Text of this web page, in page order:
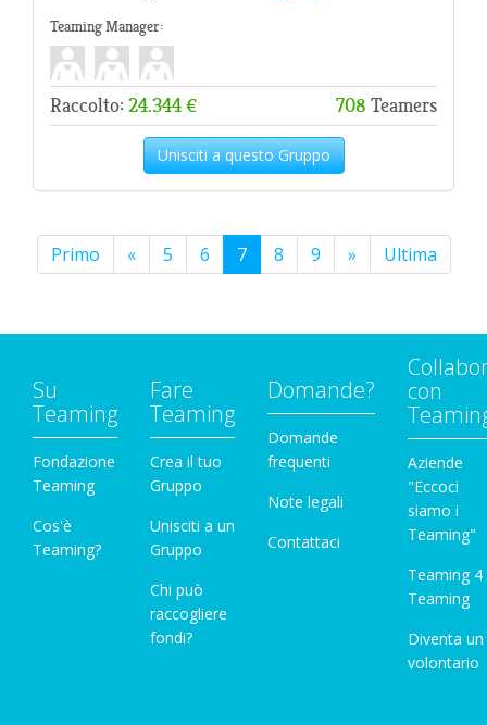
Teaming Manager:
Raccolto: 24.344 € 708 Teamers
Unisciti a questo Gruppo
Primo « 5 6 7 8 9 » Ultima
Su
Teaming
Fondazione
Teaming
Cos'è
Teaming?
Fare
Teaming
Crea il tuo
Gruppo
Unisciti a un
Gruppo
Chi può
raccogliere
fondi?
Domande?
Domande
frequenti
Note legali
Contattaci
con
Aziende
"Eccoci
siamo i
Teaming"
Teaming 4
Teaming
Diventa un
volontario